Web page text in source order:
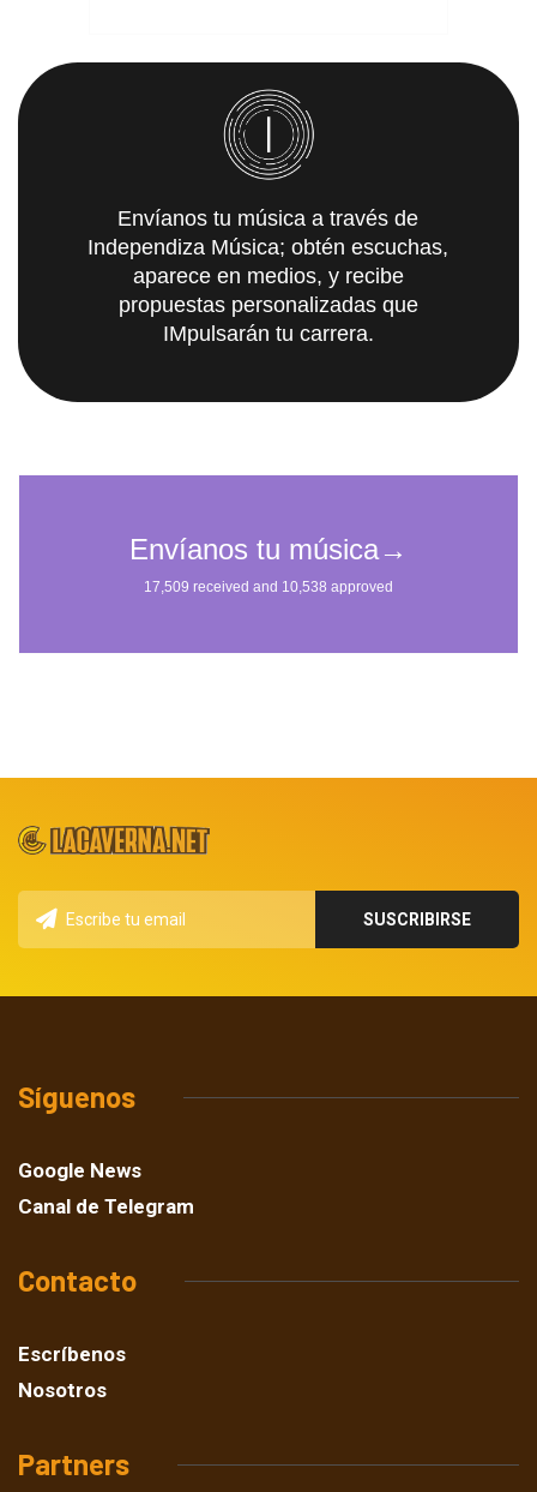
Envíanos tu música a través de
Independiza Música; obtén escuchas,
aparece en medios, y recibe
propuestas personalizadas que
IMpulsarán tu carrera.
Síguenos
Google News
Canal de Telegram
Contacto
Escríbenos
Nosotros
Partners